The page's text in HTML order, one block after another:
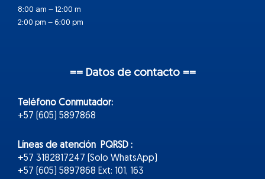
8:00 am – 12:00 m
2:00 pm – 6:00 pm
== Datos de contacto ==
Teléfono Conmutador:
+57 (605) 5897868
Líneas de atención PQRSD :
+57 3182817247 (Solo WhatsApp)
+57 (605) 5897868 Ext: 101, 163